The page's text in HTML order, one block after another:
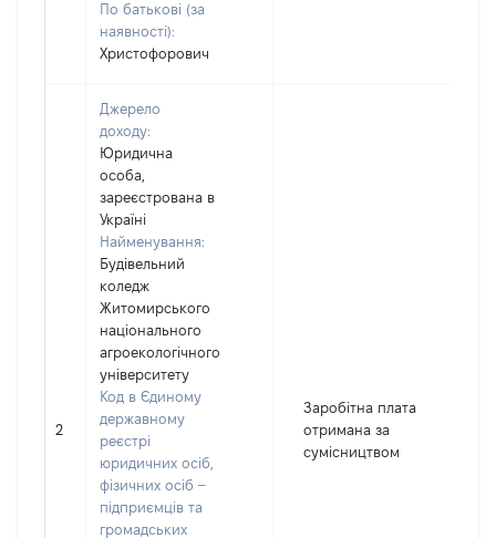
По батькові (за
наявності):
Христофорович
2
Джерело
доходу:
Юридична
особа,
зареєстрована в
Україні
Найменування:
Будівельний
коледж
Житомирського
національного
агроекологічного
університету
Код в Єдиному
державному
реєстрі
юридичних осіб,
фізичних осіб –
підприємців та
громадських
Заробітна плата
отримана за
сумісництвом